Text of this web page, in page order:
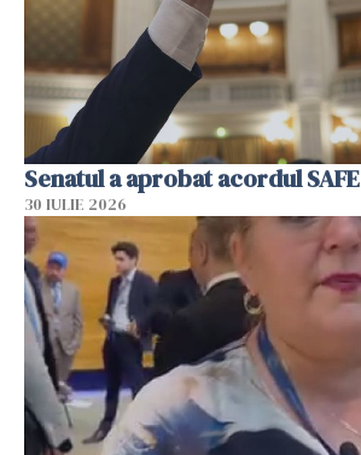
Senatul a aprobat acordul SAFE
30 IULIE 2026